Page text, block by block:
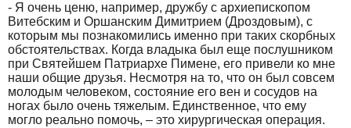
- Я очень ценю, например, дружбу с архиепископом
Витебским и Оршанским Димитрием (Дроздовым), с
которым мы познакомились именно при таких скорбных
обстоятельствах. Когда владыка был еще послушником
при Святейшем Патриархе Пимене, его привели ко мне
наши общие друзья. Несмотря на то, что он был совсем
молодым человеком, состояние его вен и сосудов на
ногах было очень тяжелым. Единственное, что ему
могло реально помочь, – это хирургическая операция.